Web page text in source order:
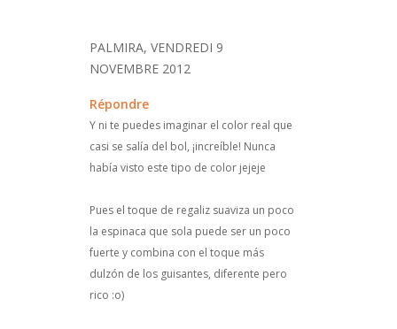
PALMIRA, VENDREDI 9
NOVEMBRE 2012
Répondre
Y ni te puedes imaginar el color real que
casi se salía del bol, ¡increíble! Nunca
había visto este tipo de color jejeje
Pues el toque de regaliz suaviza un poco
la espinaca que sola puede ser un poco
fuerte y combina con el toque más
dulzón de los guisantes, diferente pero
rico :o)